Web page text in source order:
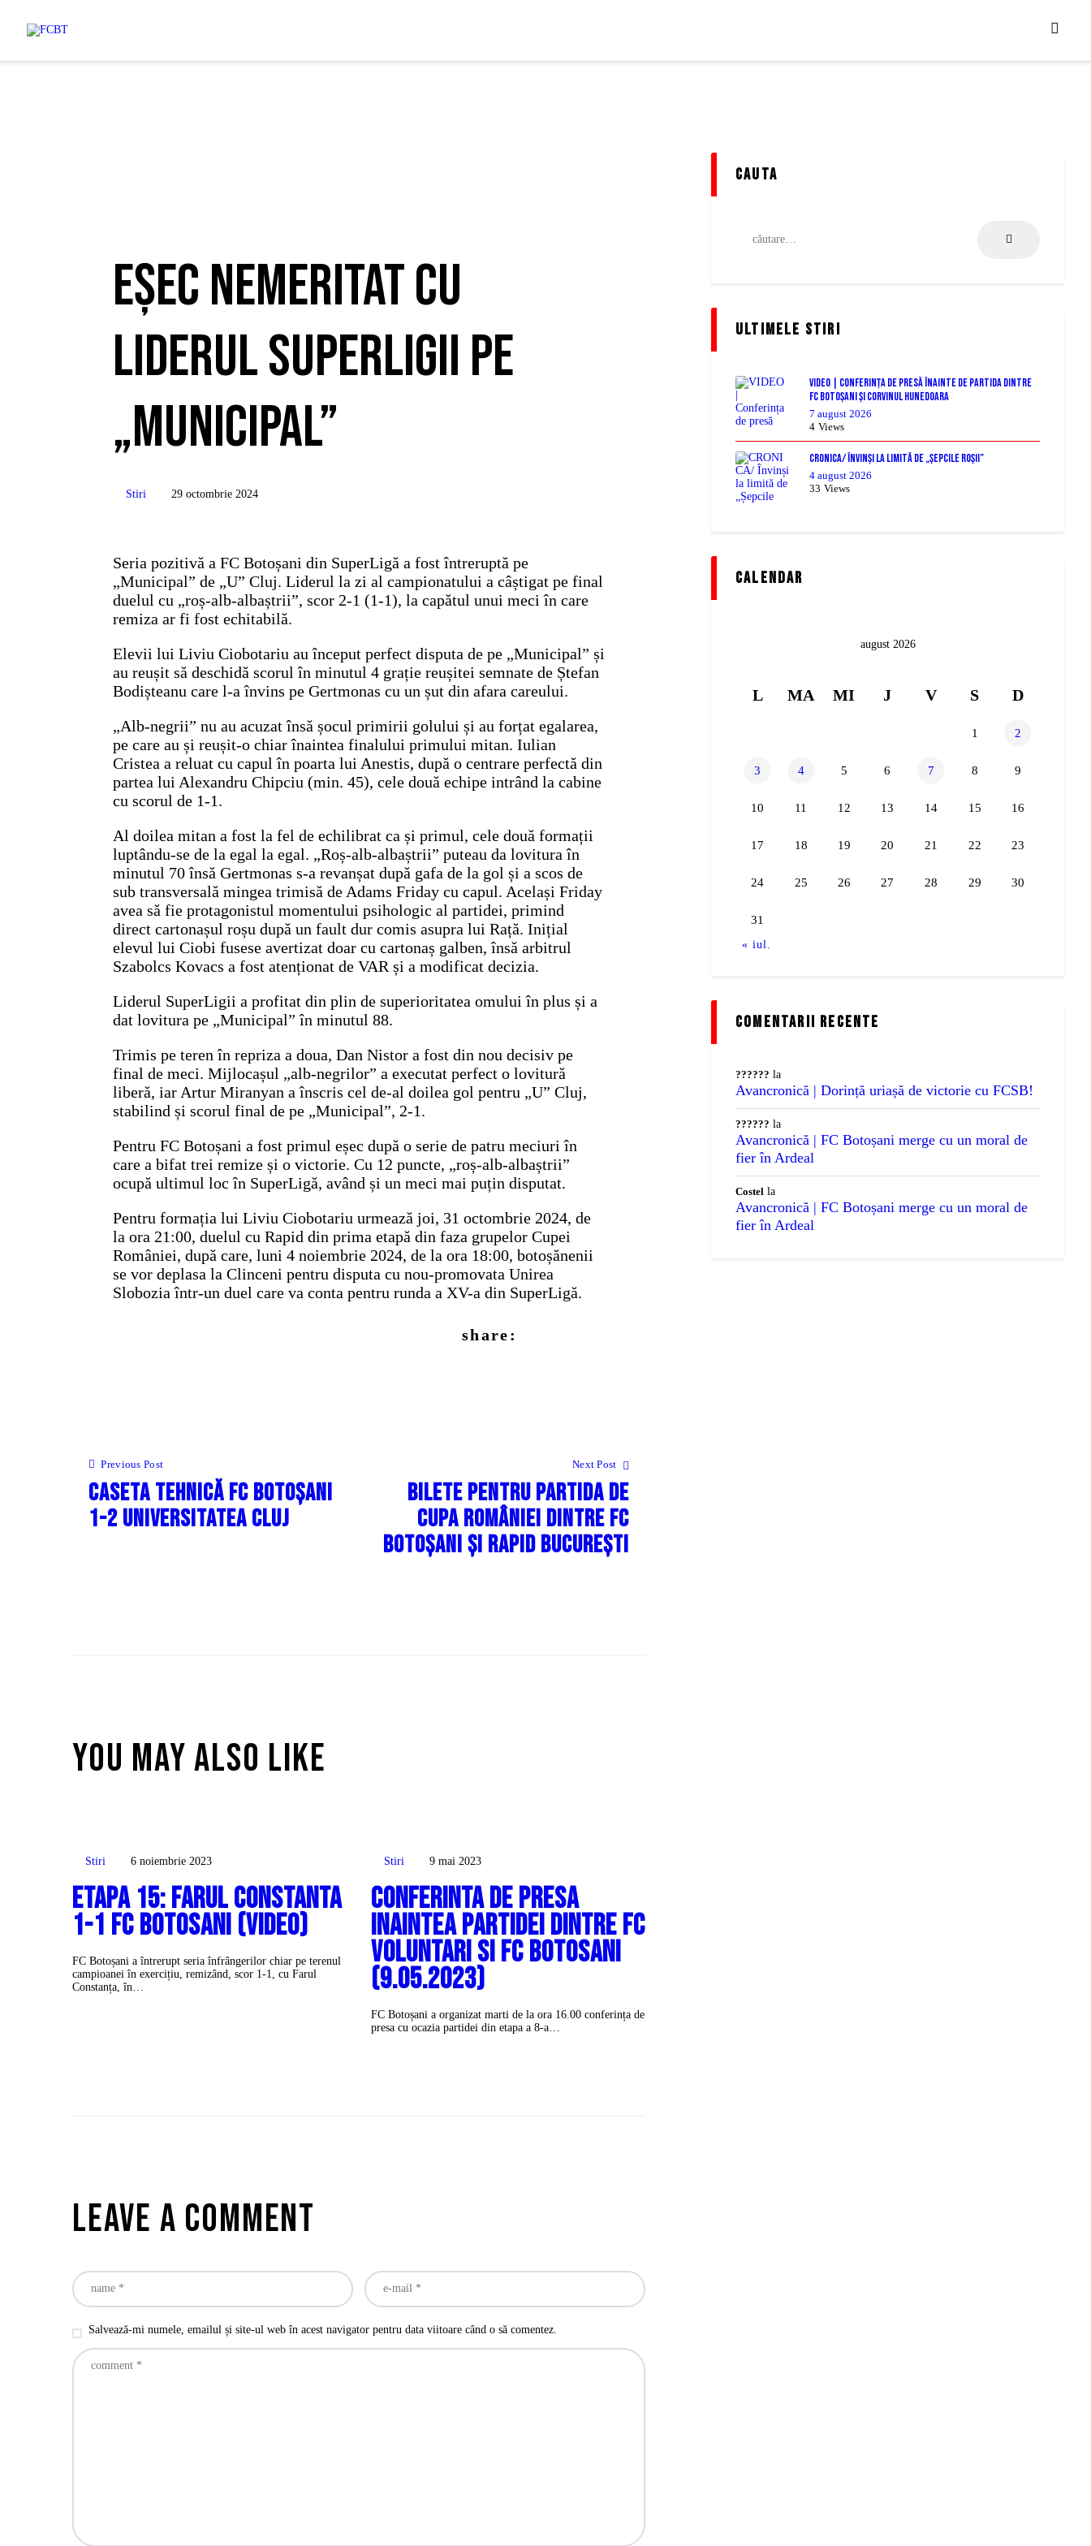
Eșec nemeritat cu
liderul SuperLigii pe
„Municipal”
Stiri 29 octombrie 2024
Seria pozitivă a FC Botoșani din SuperLigă a fost întreruptă pe
„Municipal” de „U” Cluj. Liderul la zi al campionatului a câștigat pe final
duelul cu „roș-alb-albaștrii”, scor 2-1 (1-1), la capătul unui meci în care
remiza ar fi fost echitabilă.
Elevii lui Liviu Ciobotariu au început perfect disputa de pe „Municipal” și
au reușit să deschidă scorul în minutul 4 grație reușitei semnate de Ștefan
Bodișteanu care l-a învins pe Gertmonas cu un șut din afara careului.
„Alb-negrii” nu au acuzat însă șocul primirii golului și au forțat egalarea,
pe care au și reușit-o chiar înaintea finalului primului mitan. Iulian
Cristea a reluat cu capul în poarta lui Anestis, după o centrare perfectă din
partea lui Alexandru Chipciu (min. 45), cele două echipe intrând la cabine
cu scorul de 1-1.
Al doilea mitan a fost la fel de echilibrat ca și primul, cele două formații
luptându-se de la egal la egal. „Roș-alb-albaștrii” puteau da lovitura în
minutul 70 însă Gertmonas s-a revanșat după gafa de la gol și a scos de
sub transversală mingea trimisă de Adams Friday cu capul. Același Friday
avea să fie protagonistul momentului psihologic al partidei, primind
direct cartonașul roșu după un fault dur comis asupra lui Rață. Inițial
elevul lui Ciobi fusese avertizat doar cu cartonaș galben, însă arbitrul
Szabolcs Kovacs a fost atenționat de VAR și a modificat decizia.
Liderul SuperLigii a profitat din plin de superioritatea omului în plus și a
dat lovitura pe „Municipal” în minutul 88.
Trimis pe teren în repriza a doua, Dan Nistor a fost din nou decisiv pe
final de meci. Mijlocașul „alb-negrilor” a executat perfect o lovitură
liberă, iar Artur Miranyan a înscris cel de-al doilea gol pentru „U” Cluj,
stabilind și scorul final de pe „Municipal”, 2-1.
Pentru FC Botoșani a fost primul eșec după o serie de patru meciuri în
care a bifat trei remize și o victorie. Cu 12 puncte, „roș-alb-albaștrii”
ocupă ultimul loc în SuperLigă, având și un meci mai puțin disputat.
Pentru formația lui Liviu Ciobotariu urmează joi, 31 octombrie 2024, de
la ora 21:00, duelul cu Rapid din prima etapă din faza grupelor Cupei
României, după care, luni 4 noiembrie 2024, de la ora 18:00, botoșănenii
se vor deplasa la Clinceni pentru disputa cu nou-promovata Unirea
Slobozia într-un duel care va conta pentru runda a XV-a din SuperLigă.
share:
articole
Previous Post
Caseta tehnică FC Botoșani
1-2 Universitatea Cluj
Next Post
Bilete pentru partida de
Cupa României dintre FC
Botoșani și Rapid București
You May Also Like
Stiri 6 noiembrie 2023
Etapa 15: Farul Constanta
1-1 FC botosani (video)
FC Botoșani a întrerupt seria înfrângerilor chiar pe terenul
campioanei în exercițiu, remizând, scor 1-1, cu Farul
Constanța, în…
Stiri 9 mai 2023
Conferinta de presa
inaintea partidei dintre FC
Voluntari si FC Botosani
(9.05.2023)
FC Botoșani a organizat marti de la ora 16.00 conferința de
presa cu ocazia partidei din etapa a 8-a…
Leave a comment
Salvează-mi numele, emailul și site-ul web în acest navigator pentru data viitoare când o să comentez.
cauta
după:
Ultimele stiri
VIDEO | Conferința de presă înainte de partida dintre
FC Botoșani și Corvinul Hunedoara
7 august 2026
4 Views
CRONICA/ Învinși la limită de „Șepcile Roșii”
4 august 2026
33 Views
Calendar
august 2026
L MA MI J V S D
1 2
3 4 5 6 7 8 9
10 11 12 13 14 15 16
17 18 19 20 21 22 23
24 25 26 27 28 29 30
31
« iul.
comentarii recente
?????? la
Avancronică | Dorință uriașă de victorie cu FCSB!
?????? la
Avancronică | FC Botoșani merge cu un moral de
fier în Ardeal
Costel la
Avancronică | FC Botoșani merge cu un moral de
fier în Ardeal